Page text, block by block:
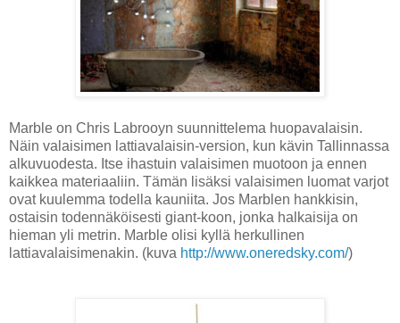
Marble on Chris Labrooyn suunnittelema huopavalaisin.
Näin valaisimen lattiavalaisin-version, kun kävin Tallinnassa
alkuvuodesta. Itse ihastuin valaisimen muotoon ja ennen
kaikkea materiaaliin. Tämän lisäksi valaisimen luomat varjot
ovat kuulemma todella kauniita. Jos Marblen hankkisin,
ostaisin todennäköisesti giant-koon, jonka halkaisija on
hieman yli metrin. Marble olisi kyllä herkullinen
lattiavalaisimenakin. (kuva http://www.oneredsky.com/)